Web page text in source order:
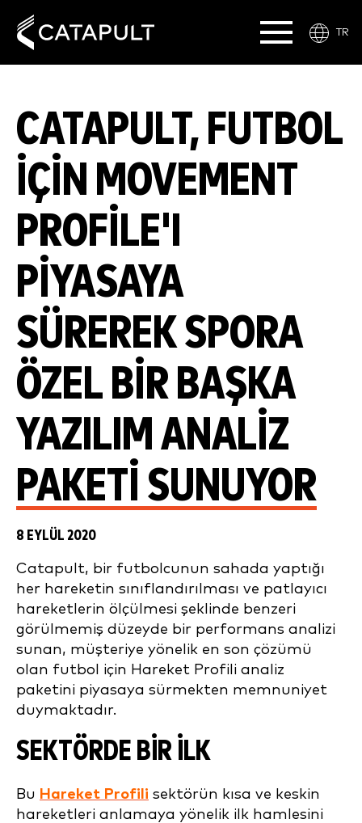
TR
CATAPULT, FUTBOL
IÇIN MOVEMENT
PROFILE'I
PIYASAYA
SÜREREK SPORA
ÖZEL BIR BAŞKA
YAZILIM ANALIZ
PAKETI SUNUYOR
8 EYLÜL 2020
Catapult, bir futbolcunun sahada yaptığı
her hareketin sınıflandırılması ve patlayıcı
hareketlerin ölçülmesi şeklinde benzeri
görülmemiş düzeyde bir performans analizi
sunan, müşteriye yönelik en son çözümü
olan futbol için Hareket Profili analiz
paketini piyasaya sürmekten memnuniyet
duymaktadır.
SEKTÖRDE BIR ILK
Bu Hareket Profili sektörün kısa ve keskin
hareketleri anlamaya yönelik ilk hamlesini